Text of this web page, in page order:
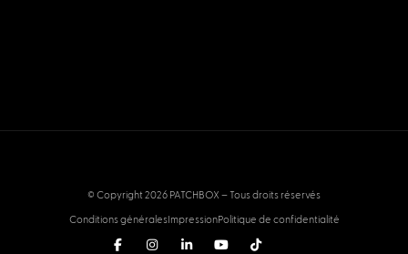
© Copyright 2026 PATCHBOX – Tous droits réservés
Conditions généralesImpressionPolitique de confidentialité